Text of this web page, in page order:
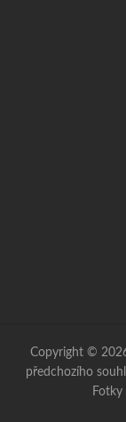
Copyright ©
předchozího
Fotky